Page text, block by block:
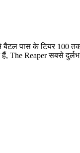
बैटल पास के टियर 100
The Reaper सबसे